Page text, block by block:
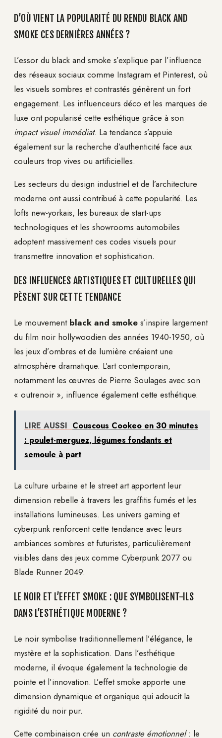
D’OÙ VIENT LA POPULARITÉ DU RENDU BLACK AND
SMOKE CES DERNIÈRES ANNÉES ?
L’essor du black and smoke s’explique par l’influence
des réseaux sociaux comme Instagram et Pinterest, où
les visuels sombres et contrastés génèrent un fort
engagement. Les influenceurs déco et les marques de
luxe ont popularisé cette esthétique grâce à son
impact visuel immédiat. La tendance s’appuie
également sur la recherche d’authenticité face aux
couleurs trop vives ou artificielles.
Les secteurs du design industriel et de l’architecture
moderne ont aussi contribué à cette popularité. Les
lofts new-yorkais, les bureaux de start-ups
technologiques et les showrooms automobiles
adoptent massivement ces codes visuels pour
transmettre innovation et sophistication.
DES INFLUENCES ARTISTIQUES ET CULTURELLES QUI
PÈSENT SUR CETTE TENDANCE
Le mouvement black and smoke s’inspire largement
du film noir hollywoodien des années 1940-1950, où
les jeux d’ombres et de lumière créaient une
atmosphère dramatique. L’art contemporain,
notamment les œuvres de Pierre Soulages avec son
« outrenoir », influence également cette esthétique.
LIRE AUSSI Couscous Cookeo en 30 minutes
: poulet-merguez, légumes fondants et
semoule à part
La culture urbaine et le street art apportent leur
dimension rebelle à travers les graffitis fumés et les
installations lumineuses. Les univers gaming et
cyberpunk renforcent cette tendance avec leurs
ambiances sombres et futuristes, particulièrement
visibles dans des jeux comme Cyberpunk 2077 ou
Blade Runner 2049.
LE NOIR ET L’EFFET SMOKE : QUE SYMBOLISENT-ILS
DANS L’ESTHÉTIQUE MODERNE ?
Le noir symbolise traditionnellement l’élégance, le
mystère et la sophistication. Dans l’esthétique
moderne, il évoque également la technologie de
pointe et l’innovation. L’effet smoke apporte une
dimension dynamique et organique qui adoucit la
rigidité du noir pur.
Cette combinaison crée un contraste émotionnel: le